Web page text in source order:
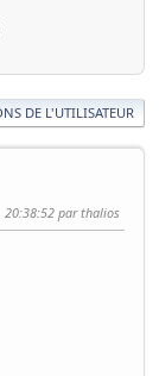
DE L'UTILISATEUR
20:38:52 par thalios